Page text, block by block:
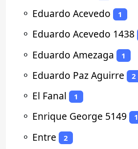
⚬ Eduardo Acevedo 1
⚬ Eduardo Acevedo 1438
⚬ Eduardo Amezaga 1
⚬ Eduardo Paz Aguirre 2
⚬ El Fanal 1
⚬ Enrique George 5149 1
⚬ Entre 2